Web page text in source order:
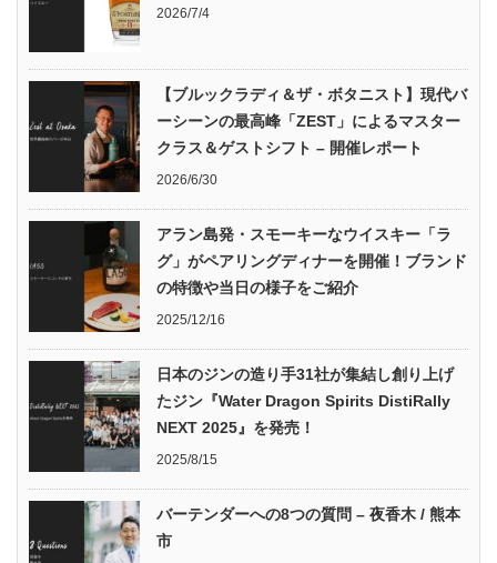
2026/7/4
【ブルックラディ＆ザ・ボタニスト】現代バ
ーシーンの最高峰「ZEST」によるマスター
クラス＆ゲストシフト – 開催レポート
2026/6/30
アラン島発・スモーキーなウイスキー「ラ
グ」がペアリングディナーを開催！ブランド
の特徴や当日の様子をご紹介
2025/12/16
日本のジンの造り手31社が集結し創り上げ
たジン『Water Dragon Spirits DistiRally
NEXT 2025』を発売！
2025/8/15
バーテンダーへの8つの質問 – 夜香木 / 熊本
市